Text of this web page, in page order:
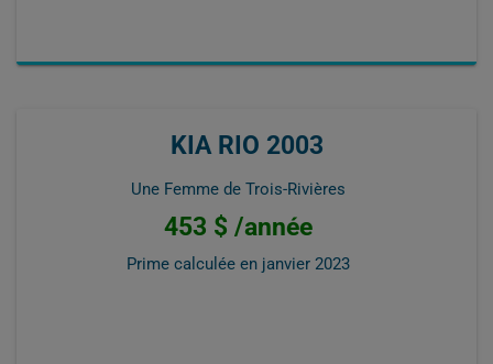
KIA RIO 2003
Une Femme de Trois-Rivières
453 $ /année
Prime calculée en janvier 2023